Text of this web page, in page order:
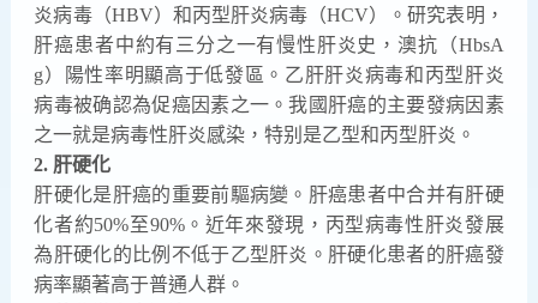
炎病毒（HBV）和丙型肝炎病毒（HCV）。研究表明，
肝癌患者中約有三分之一有慢性肝炎史，澳抗（HbsA
g）陽性率明顯高于低發區。乙肝肝炎病毒和丙型肝炎
病毒被确認為促癌因素之一。我國肝癌的主要發病因素
之一就是病毒性肝炎感染，特别是乙型和丙型肝炎。
2. 肝硬化
肝硬化是肝癌的重要前驅病變。肝癌患者中合并有肝硬
化者約50%至90%。近年來發現，丙型病毒性肝炎發展
為肝硬化的比例不低于乙型肝炎。肝硬化患者的肝癌發
病率顯著高于普通人群。